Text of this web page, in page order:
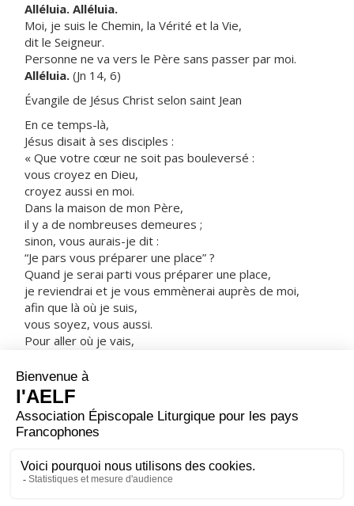
Alléluia. Alléluia.
Moi, je suis le Chemin, la Vérité et la Vie,
dit le Seigneur.
Personne ne va vers le Père sans passer par moi.
Alléluia. (Jn 14, 6)
Évangile de Jésus Christ selon saint Jean
En ce temps-là,
Jésus disait à ses disciples :
« Que votre cœur ne soit pas bouleversé :
vous croyez en Dieu,
croyez aussi en moi.
Dans la maison de mon Père,
il y a de nombreuses demeures ;
sinon, vous aurais-je dit :
“Je pars vous préparer une place” ?
Quand je serai parti vous préparer une place,
je reviendrai et je vous emmènerai auprès de moi,
afin que là où je suis,
vous soyez, vous aussi.
Pour aller où je vais,
Thomas lui dit :
« Seigneur, nous ne savons pas où tu vas.
Comment pourrions-nous savoir le chemin ? »
Jésus lui répond :
« Moi, je suis le Chemin, la Vérité et la Vie ;
personne ne va vers le Père sans passer par moi. »
– Acclamons la Parole de Dieu.